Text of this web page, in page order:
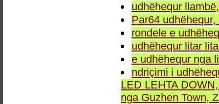
udhëhequr
Par64
rondele e
udhëhequr litar
e udhëhequr nga
ndriçimi i
LED LEHTA
nga Guzhen Town,